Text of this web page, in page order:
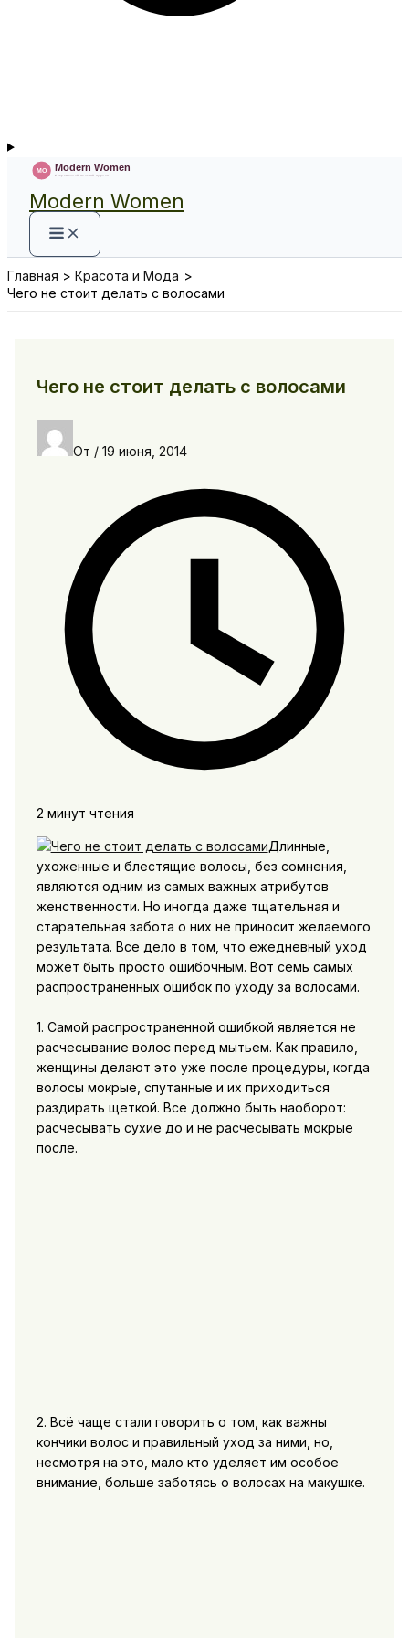
Modern Women
Главная
Красота и Мода
Чего не стоит делать с волосами
Чего не стоит делать с волосами
От / 19 июня, 2014
2 минут чтения
Длинные,
ухоженные и блестящие волосы, без сомнения,
являются одним из самых важных атрибутов
женственности. Но иногда даже тщательная и
старательная забота о них не приносит желаемого
результата. Все дело в том, что ежедневный уход
может быть просто ошибочным. Вот семь самых
распространенных ошибок по уходу за волосами.
1. Самой распространенной ошибкой является не
расчесывание волос перед мытьем. Как правило,
женщины делают это уже после процедуры, когда
волосы мокрые, спутанные и их приходиться
раздирать щеткой. Все должно быть наоборот:
расчесывать сухие до и не расчесывать мокрые
после.
2. Всё чаще стали говорить о том, как важны
кончики волос и правильный уход за ними, но,
несмотря на это, мало кто уделяет им особое
внимание, больше заботясь о волосах на макушке.